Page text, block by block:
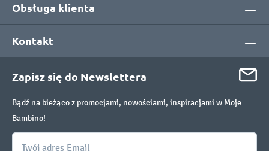
Obsługa klienta
Kontakt
Zapisz się do Newslettera
Bądź na bieżąco z promocjami, nowościami, inspiracjami w Moje
Bambino!